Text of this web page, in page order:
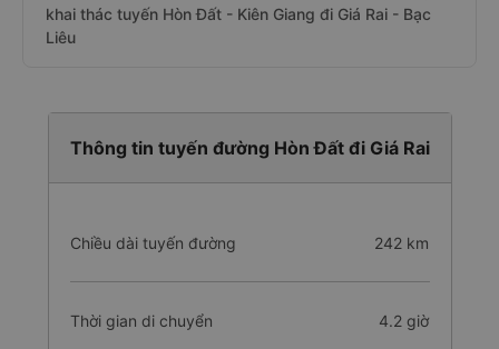
khai thác tuyến Hòn Đất - Kiên Giang đi Giá Rai - Bạc
Liêu
Thông tin tuyến đường Hòn Đất đi Giá Rai
Chiều dài tuyến đường 242 km
Thời gian di chuyển 4.2 giờ